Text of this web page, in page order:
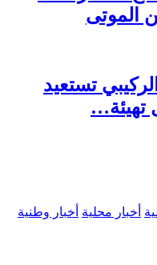
الموتى
تستعيد
تهيئة…
أخبار محلية أخبار وطنية